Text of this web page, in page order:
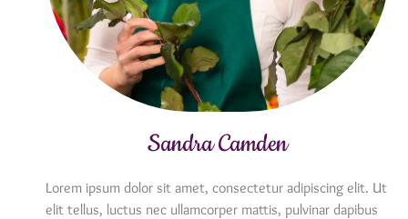
Sandra Camden
Lorem ipsum dolor sit amet, consectetur adipiscing elit. Ut
elit tellus, luctus nec ullamcorper mattis, pulvinar dapibus